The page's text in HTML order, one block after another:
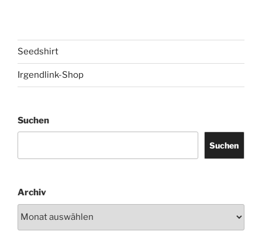
Seedshirt
Irgendlink-Shop
Suchen
Suchen
Archiv